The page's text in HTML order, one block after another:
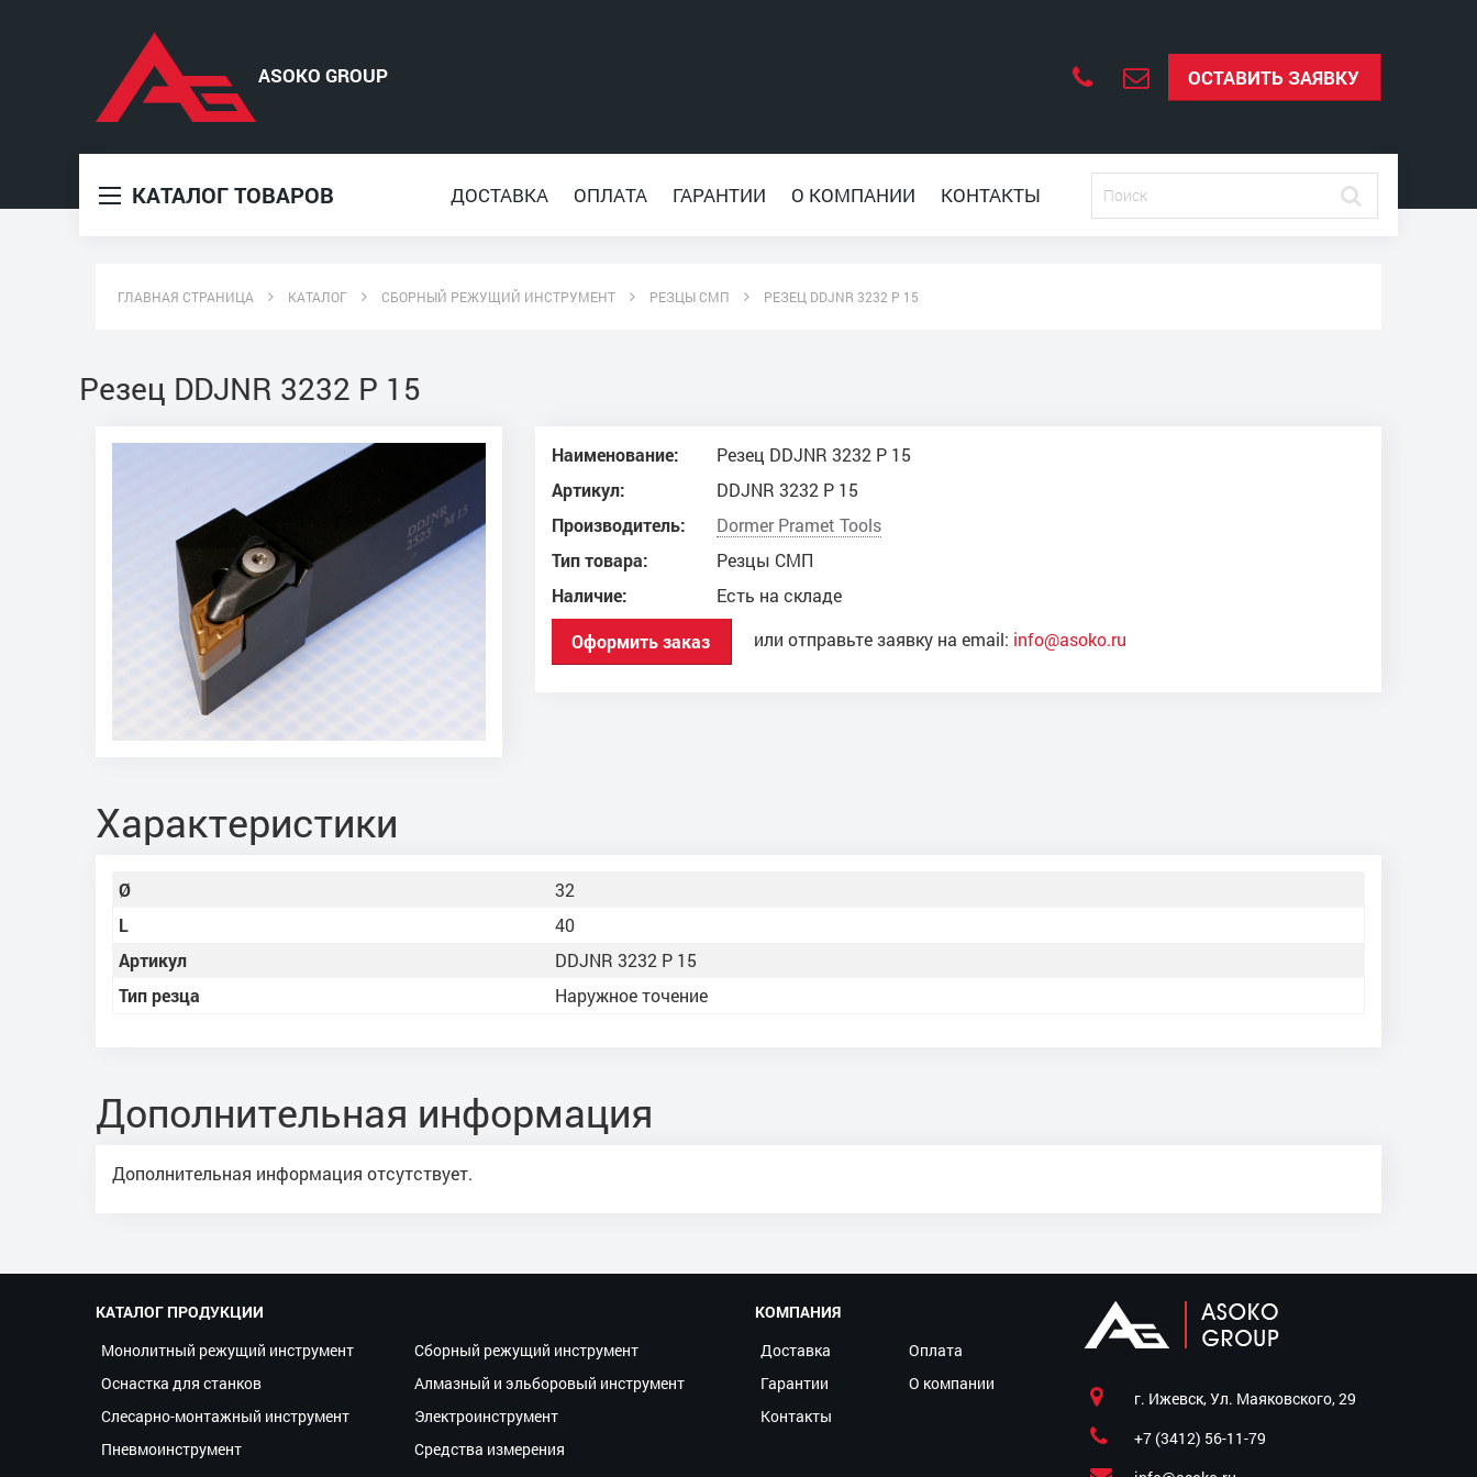
ОСТАВИТЬ ЗАЯВКУ
КАТАЛОГ ТОВАРОВ ДОСТАВКА ОПЛАТА ГАРАНТИИ О КОМПАНИИ КОНТАКТЫ
ГЛАВНАЯ СТРАНИЦА КАТАЛОГ СБОРНЫЙ РЕЖУЩИЙ ИНСТРУМЕНТ РЕЗЦЫ СМП РЕЗЕЦ DDJNR 3232 P 15
Резец DDJNR 3232 P 15
Наименование:
Резец DDJNR 3232 P 15
Артикул:
DDJNR 3232 P 15
Производитель:
Dоrmer Pramet Tools
Тип товара:
Резцы СМП
Наличие:
Есть на складе
Оформить заказ или отправьте заявку на email: info@asoko.ru
Характеристики
Ø
32
L
40
Артикул
DDJNR 3232 P 15
Тип резца
Наружное точение
Дополнительная информация
Дополнительная информация отсутствует.
КАТАЛОГ ПРОДУКЦИИ
Монолитный режущий инструмент
Сборный режущий инструмент
Оснастка для станков
Алмазный и эльборовый инструмент
Слесарно-монтажный инструмент
Электроинструмент
Пневмоинструмент
Средства измерения
КОМПАНИЯ
Доставка
Оплата
Гарантии
О компании
Контакты
г. Ижевск, Ул. Маяковского, 29
+7 (3412) 56-11-79